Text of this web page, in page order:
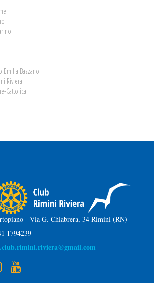
Emilia Bazzano
Riviera
Cattolica
- Via G. Chiabrera, 34 Rimini (RN)
1794239